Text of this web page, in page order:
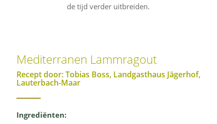
de tijd verder uitbreiden.
Mediterranen Lammragout
Recept door: Tobias Boss, Landgasthaus Jägerhof,
Lauterbach-Maar
Ingrediënten: